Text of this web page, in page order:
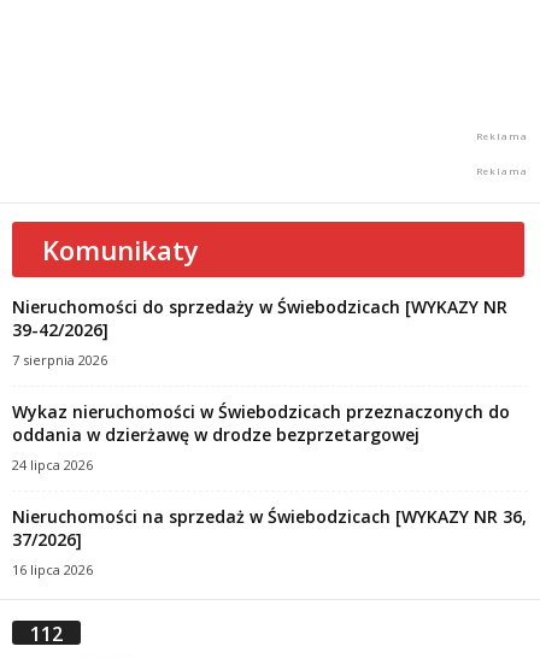
Komunikaty
Nieruchomości do sprzedaży w Świebodzicach [WYKAZY NR
39-42/2026]
7 sierpnia 2026
Wykaz nieruchomości w Świebodzicach przeznaczonych do
oddania w dzierżawę w drodze bezprzetargowej
24 lipca 2026
Nieruchomości na sprzedaż w Świebodzicach [WYKAZY NR 36,
37/2026]
16 lipca 2026
112